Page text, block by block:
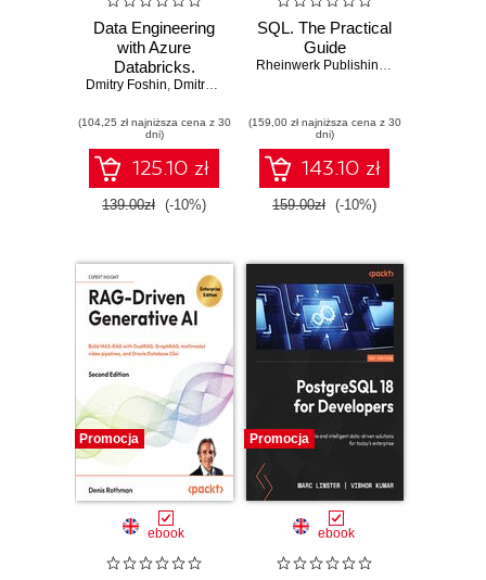
Data Engineering
with Azure
Databricks.
Design, build, and
data pipelines and
analytics solutions
with Azure
Databricks
Dmitry Foshin, Dmitry Anoshin
(104,25 zł najniższa cena z 30
dni)
125.10 zł
139.00zł (-10%)
SQL. The Practical
Guide
Rheinwerk Publishing,
(159,00 zł najniższa cena z 30
dni)
143.10 zł
159.00zł (-10%)
Promocja
ebook
Promocja
ebook